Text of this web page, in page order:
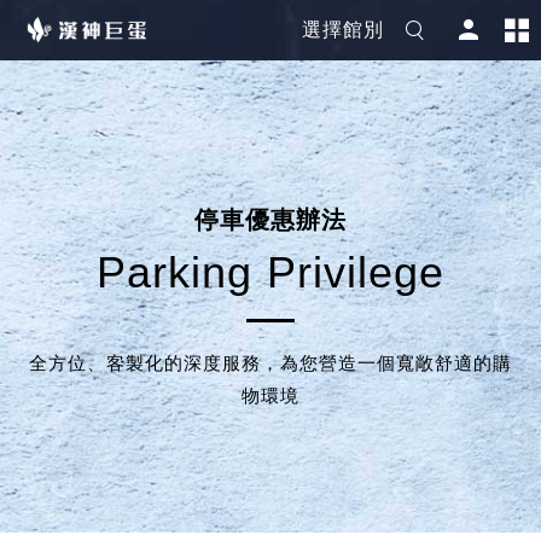
選擇館別
停車優惠辦法
Parking Privilege
全方位、客製化的深度服務，為您營造一個寬敞舒適的購
物環境